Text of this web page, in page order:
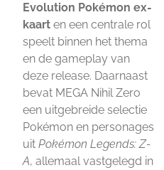
Evolution Pokémon ex-
kaart en een centrale rol
speelt binnen het thema
en de gameplay van
deze release. Daarnaast
bevat MEGA Nihil Zero
een uitgebreide selectie
Pokémon en personages
uit Pokémon Legends: Z-
A, allemaal vastgelegd in